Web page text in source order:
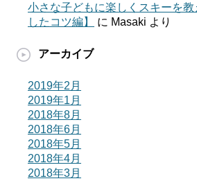
小さな子どもに楽しくスキーを
したコツ編】
に Masaki より
アーカイブ
2019年2月
2019年1月
2018年8月
2018年6月
2018年5月
2018年4月
2018年3月